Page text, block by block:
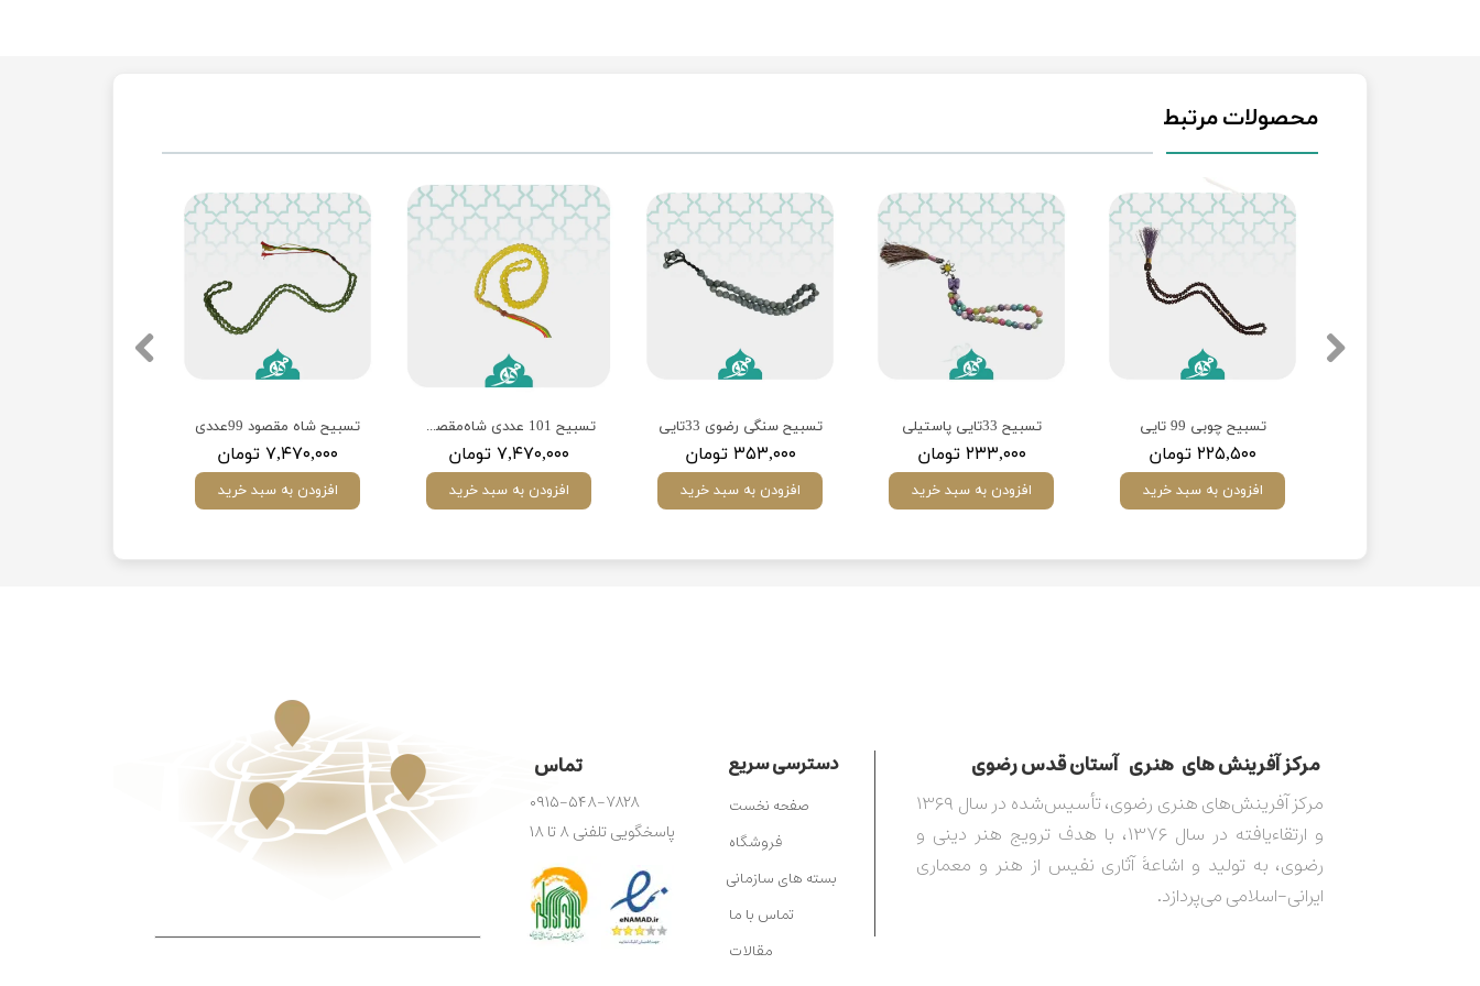
محصولات مرتبط
تسبیح شاه مقصود 99عددی
۷,۴۷۰,۰۰۰ تومان
افزودن به سبد خرید
تسبیح 101 عددی شاه‌مقصود عالی زرد کابل (مختار)
۷,۴۷۰,۰۰۰ تومان
افزودن به سبد خرید
تسبیح سنگی رضوی 33تایی
۳۵۳,۰۰۰ تومان
افزودن به سبد خرید
تسبیح 33تایی پاستیلی
۲۳۳,۰۰۰ تومان
افزودن به سبد خرید
تسبیح چوبی 99 تایی
۲۲۵,۵۰۰ تومان
افزودن به سبد خرید
مركز آفرينش های هنری آستان قدس رضوی​​​​​​​​​​​​​​
مرکز آفرینش‌های هنری رضوی، تأسیس‌شده در سال ۱۳۶۹
و ارتقاءیافته در سال ۱۳۷۶، با هدف ترویج هنر دینی و
رضوی، به تولید و اشاعۀ آثاری نفیس از هنر و معماری
ایرانی-اسلامی می‌پردازد.
دسترسی سریع
صفحه نخست
فروشگاه
بسته های سازمانی
تماس با ما
مقالات
تماس
۰۹۱۵-۵۴۸-۷۸۲۸
پاسخگویی تلفنی ۸ تا ۱۸